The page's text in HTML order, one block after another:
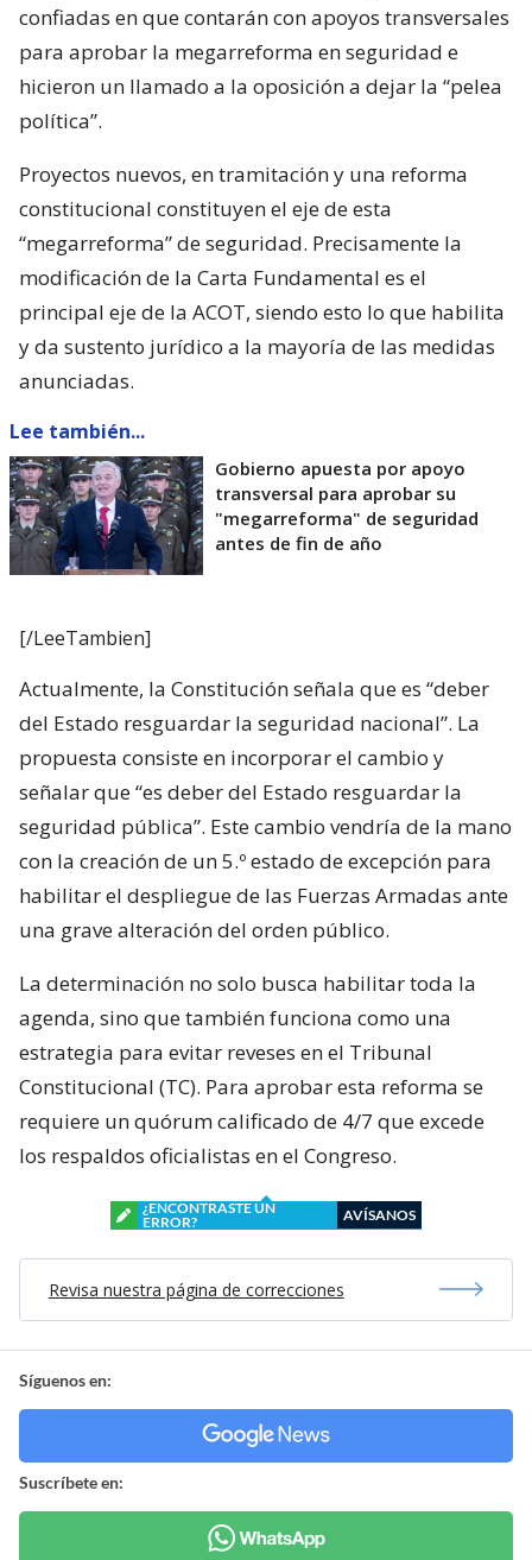
confiadas en que contarán con apoyos transversales
para aprobar la megarreforma en seguridad e
hicieron un llamado a la oposición a dejar la “pelea
política”.
Proyectos nuevos, en tramitación y una reforma
constitucional constituyen el eje de esta
“megarreforma” de seguridad. Precisamente la
modificación de la Carta Fundamental es el
principal eje de la ACOT, siendo esto lo que habilita
y da sustento jurídico a la mayoría de las medidas
anunciadas.
Lee también...
Gobierno apuesta por apoyo
transversal para aprobar su
"megarreforma" de seguridad
antes de fin de año
[/LeeTambien]
Actualmente, la Constitución señala que es “deber
del Estado resguardar la seguridad nacional”. La
propuesta consiste en incorporar el cambio y
señalar que “es deber del Estado resguardar la
seguridad pública”. Este cambio vendría de la mano
con la creación de un 5.º estado de excepción para
habilitar el despliegue de las Fuerzas Armadas ante
una grave alteración del orden público.
La determinación no solo busca habilitar toda la
agenda, sino que también funciona como una
estrategia para evitar reveses en el Tribunal
Constitucional (TC). Para aprobar esta reforma se
requiere un quórum calificado de 4/7 que excede
los respaldos oficialistas en el Congreso.
¿ENCONTRASTE UN
ERROR?
AVÍSANOS
Revisa nuestra página de correcciones
Síguenos en:
Suscríbete en: